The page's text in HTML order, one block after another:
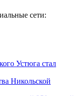
сети:
Устюга стал
Никольской